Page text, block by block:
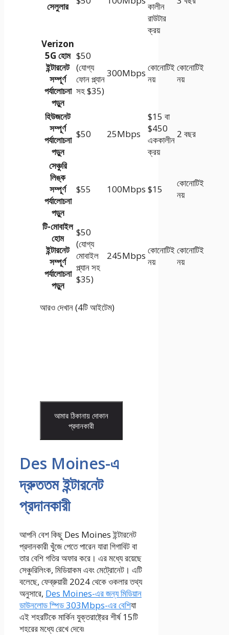
সেলুলার
কালীন
রাউটার
ক্রয়
Verizon
5G হোম
ইন্টারনেট
সম্পূর্ণ
পর্যালোচনা
পড়ুন
$50
(যোগ্য
ফোন প্ল্যান
সহ $35)
300Mbps কোনোটিই
নয়
কোনোটিই
নয়
হিউজনেট
সম্পূর্ণ
পর্যালোচনা
পড়ুন
$50 25Mbps
$15 বা
$450
এককালীন
ক্রয়
2 বছর
সেঞ্চুরি
লিঙ্ক
সম্পূর্ণ
পর্যালোচনা
পড়ুন
$55 100Mbps $15
কোনোটিই
নয়
টি-মোবাইল
হোম
ইন্টারনেট
সম্পূর্ণ
পর্যালোচনা
পড়ুন
$50
(যোগ্য
মোবাইল
প্ল্যান সহ
$35)
245Mbps কোনোটিই
নয়
কোনোটিই
নয়
আরও দেখান (4টি আইটেম)
আমার ঠিকানায় দোকান
প্রদানকারী
Des Moines-এ
দ্রুততম ইন্টারনেট
প্রদানকারী
আপনি বেশ কিছু Des Moines ইন্টারনেট
প্রদানকারী খুঁজে পেতে পারেন যারা গিগাবিট বা
তার বেশি গতির অফার করে। এর মধ্যে রয়েছে
সেঞ্চুরিলিংক, মিডিয়াকম এবং মেট্রোনেট। এটি
বলেছে, ফেব্রুয়ারী 2024 থেকে ওকলার তথ্য
অনুসারে, Des Moines-এর জন্য মিডিয়ান
ডাউনলোড স্পিড 303Mbps-এর বেশিযা
এই শহরটিকে মার্কিন যুক্তরাষ্ট্রের শীর্ষ 15টি
শহরের মধ্যে রেখে দেবে৷